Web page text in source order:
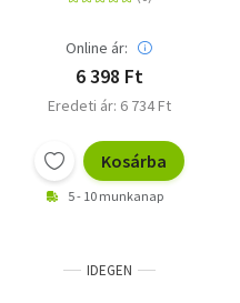
Online ár:
6 398 Ft
Eredeti ár: 6 734 Ft
Kosárba
5 - 10 munkanap
IDEGEN